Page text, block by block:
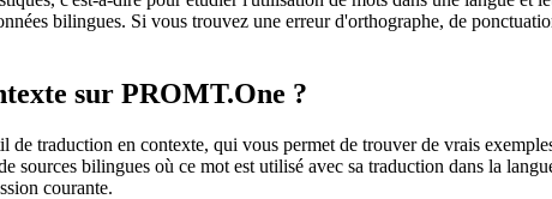
bilingues. Si vous trouvez une erreur d'orthographe, de
sur PROMT.One ?
traduction en contexte, qui vous permet de trouver de vrais
sources bilingues où ce mot est utilisé avec sa traduction dans la
courante.